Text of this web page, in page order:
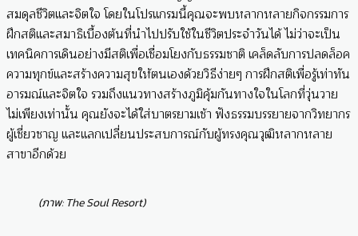
สมดุลชีวิตและจิตใจ โดยในโปรแกรมนี้คุณจะพบหลากหลายกิจกรรมการ
ฝึกสติและสมาธิเบื้องต้นที่นำไปปรับใช้ในชีวิตประจำวันได้ ไม่ว่าจะเป็น
เทคนิคการเดินอย่างมีสติเพื่อเชื่อมโยงกับธรรมชาติ เคล็ดลับการปลดล็อค
ความทุกข์และสร้างความสุขให้ตนเองด้วยวิธีง่ายๆ การฝึกสติเพื่อรู้เท่าทัน
อารมณ์และจิตใจ รวมถึงแนวทางสร้างภูมิคุ้มกันทางใจในโลกที่วุ่นวาย
ไม่เพียงเท่านั้น คุณยังจะได้ใส่บาตรยามเช้า ฟังธรรมบรรยายจากวิทยากร
ผู้เชี่ยวชาญ และแลกเปลี่ยนประสบการณ์กับผู้ทรงคุณวุฒิหลากหลาย
สาขาอีกด้วย
(ภาพ: The Soul Resort)